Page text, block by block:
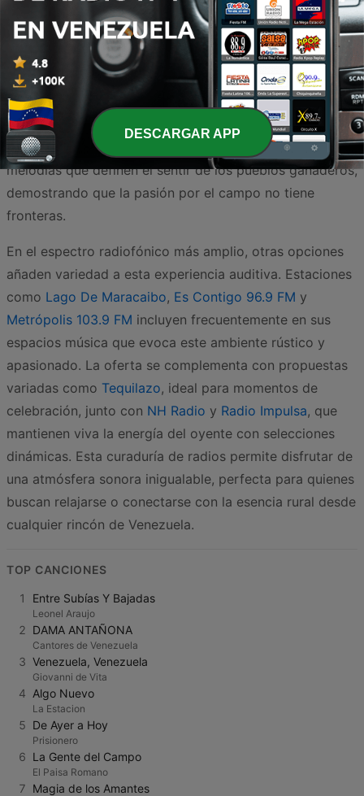
"country" se vive intensamente en el llano venezolano.
Plataformas digitales comoRadio Folclorllanero.com
y
Puro Llano Radio
son fundamentales para quienes
buscan esa conexión con las raíces del folklore nacional,
compartiendo temáticas de libertad y naturaleza
comunes a ambos estilos. Asimismo,Radio Horizonte
Criollodestaca por su labor en la difusión de las
melodías que definen el sentir de los pueblos ganaderos,
demostrando que la pasión por el campo no tiene
fronteras.
En el espectro radiofónico más amplio, otras opciones
añaden variedad a esta experiencia auditiva. Estaciones
como Lago De Maracaibo, Es Contigo 96.9 FM y
Metrópolis 103.9 FM incluyen frecuentemente en sus
espacios música que evoca este ambiente rústico y
apasionado. La oferta se complementa con propuestas
variadas como Tequilazo, ideal para momentos de
celebración, junto con NH Radio y Radio Impulsa, que
mantienen viva la energía del oyente con selecciones
dinámicas. Esta curaduría de radios permite disfrutar de
una atmósfera sonora inigualable, perfecta para quienes
buscan relajarse o conectarse con la esencia rural desde
cualquier rincón de Venezuela.
TOP CANCIONES
1 Entre Subías Y Bajadas
Leonel Araujo
2 DAMA ANTAÑONA
Cantores de Venezuela
3 Venezuela, Venezuela
Giovanni de Vita
4 Algo Nuevo
La Estacion
5 De Ayer a Hoy
Prisionero
6 La Gente del Campo
El Paisa Romano
7 Magia de los Amantes
DESCARGAR APP